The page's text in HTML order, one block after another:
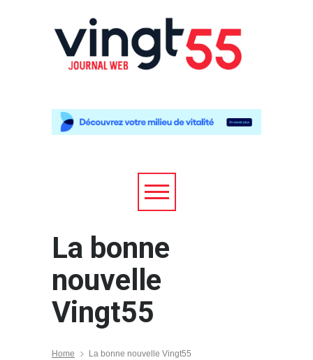
La bonne
nouvelle
Vingt55
Home La bonne nouvelle Vingt55